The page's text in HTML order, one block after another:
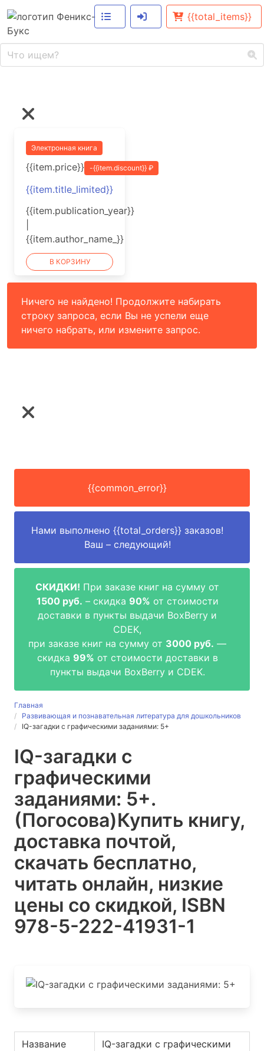
{{total_items}}
Электронная книга
{{item.price}} -{{item.discount}} ₽
{{item.title_limited}}
{{item.publication_year}}
{{item.author_name_}}
В КОРЗИНУ
Ничего не найдено! Продолжите набирать
строку запроса, если Вы не успели еще
ничего набрать, или измените запрос.
{{common_error}}
Нами выполнено {{total_orders}} заказов!
Ваш – следующий!
СКИДКИ! При заказе книг на сумму от
1500 руб. – скидка 90% от стоимости
доставки в пункты выдачи BoxBerry и
CDEK,
при заказе книг на сумму от 3000 руб. —
скидка 99% от стоимости доставки в
пункты выдачи BoxBerry и CDEK.
Главная
Развивающая и познавательная литература для дошкольников
IQ-загадки с графическими заданиями: 5+
IQ-загадки с
графическими
заданиями: 5+.
(Погосова)Купить книгу,
доставка почтой,
скачать бесплатно,
читать онлайн, низкие
цены со скидкой, ISBN
978-5-222-41931-1
Название
IQ-загадки с графическими